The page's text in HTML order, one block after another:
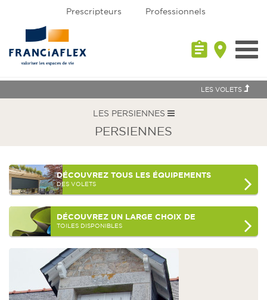
Prescripteurs Professionnels
assignment place
LES VOLETS
LES PERSIENNES
PERSIENNES
DÉCOUVREZ TOUS LES ÉQUIPEMENTS
DES VOLETS
DÉCOUVREZ UN LARGE CHOIX DE
TOILES DISPONIBLES